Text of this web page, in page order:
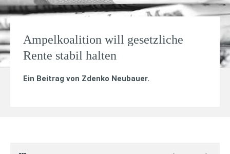
Ampelkoalition will gesetzliche
Rente stabil halten
Ein Beitrag von Zdenko Neubauer.